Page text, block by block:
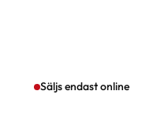
Säljs endast online